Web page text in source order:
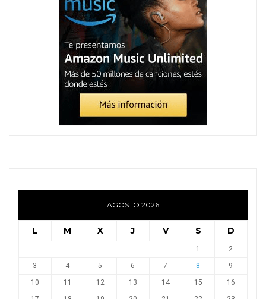
AGOSTO 2026
L M X J V S D
1
2
3
4 5 6 7 8
9
10
11 12 13 14 15
16